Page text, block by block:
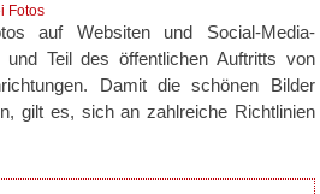
Fotos
auf Websiten und Social-Media-
und Teil des öffentlichen Auftritts von
Damit die schönen Bilder
gilt es, sich an zahlreiche Richtlinien